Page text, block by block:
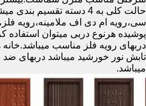
حالت کلی به 4 دسته تقسیم
سی،رویه ام دی اف ملامینه،رویه
پوشیده هرنوع دربی میتوان
دربهای رویه فلز مناسب
تابش نور خورشید میباشد دربهای
میباشد.